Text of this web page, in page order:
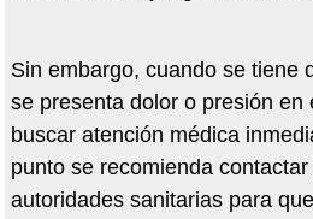
Sin embargo, cuando se tiene
se presenta dolor o presión en
buscar atención médica
punto se recomienda
autoridades sanitarias para